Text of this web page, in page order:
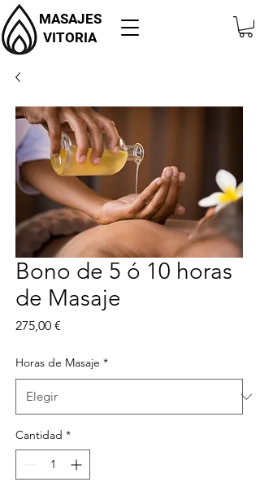
MASAJES
VITORIA
Bono de 5 ó 10 horas
de Masaje
275,00 €
Horas de Masaje *
Cantidad *